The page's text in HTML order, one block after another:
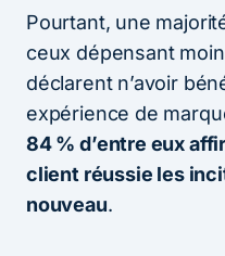
Pourtant, une
ceux dépensant
déclarent n’avoir
expérience de
84 % d’entre eux
client réussie les
nouveau.